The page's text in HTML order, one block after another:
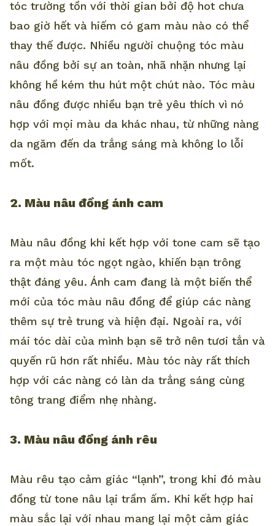
tóc trường tồn với thời gian bởi độ hot chưa
bao giờ hết và hiếm có gam màu nào có thể
thay thế được. Nhiều người chuộng tóc màu
nâu đồng bởi sự an toàn, nhã nhặn nhưng lại
không hề kém thu hút một chút nào. Tóc màu
nâu đồng được nhiều bạn trẻ yêu thích vì nó
hợp với mọi màu da khác nhau, từ những nàng
da ngăm đến da trắng sáng mà không lo lỗi
mốt.
2. Màu nâu đồng ánh cam
Màu nâu đồng khi kết hợp với tone cam sẽ tạo
ra một màu tóc ngọt ngào, khiến bạn trông
thật đáng yêu. Ánh cam đang là một biến thể
mới của tóc màu nâu đồng để giúp các nàng
thêm sự trẻ trung và hiện đại. Ngoài ra, với
mái tóc dài của mình bạn sẽ trở nên tươi tắn và
quyến rũ hơn rất nhiều. Màu tóc này rất thích
hợp với các nàng có làn da trắng sáng cùng
tông trang điểm nhẹ nhàng.
3. Màu nâu đồng ánh rêu
Màu rêu tạo cảm giác “lạnh”, trong khi đó màu
đồng từ tone nâu lại trầm ấm. Khi kết hợp hai
màu sắc lại với nhau mang lại một cảm giác